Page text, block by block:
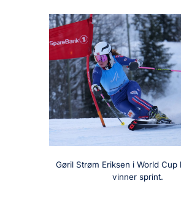
Gøril Strøm Eriksen i World Cup
vinner sprint.